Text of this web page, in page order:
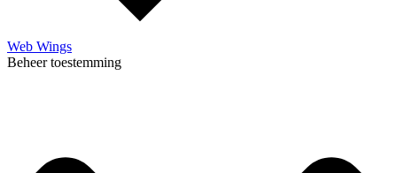
Web Wings
Beheer toestemming